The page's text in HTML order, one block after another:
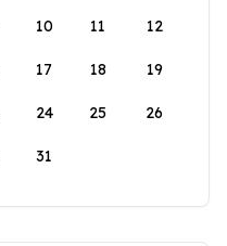
10 11 12
17 18 19
24 25 26
31